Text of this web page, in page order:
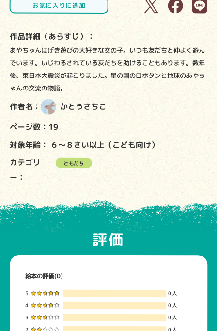
お気に入りに追加
作品詳細（あらすじ）：
あやちゃんはげき遊びの大好きな女の子。いつも友だちと仲よく遊ん
でいます。いじわるされている友だちを助けることもあります。数年
後、東日本大震災が起こりました。星の国のロボタンと地球のあやち
ゃんの交流の物語。
作者名： かとうさちこ
ページ数：19
対象年齢： ６～８さい以上（こども向け）
カテゴリ
ー：
ともだち
評価
絵本の評価(0)
5 0人
4 0人
3 0人